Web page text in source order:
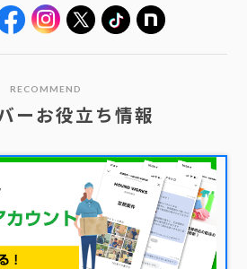
RECOMMEND
ーお役立ち情報